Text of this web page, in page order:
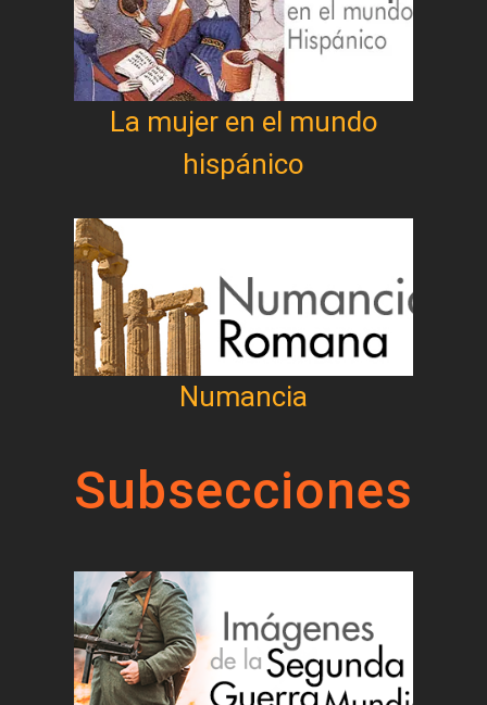
La mujer en el mundo
hispánico
Numancia
Subsecciones